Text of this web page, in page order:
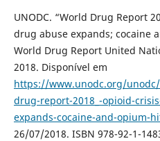
UNODC. “World Drug Report
drug abuse expands; cocaine
World Drug Report United
2018. Disponível em
https://www.unodc.org/
drug-report-2018_-opioid-
expands-cocaine-and-opium-
26/07/2018. ISBN 978-92-1-